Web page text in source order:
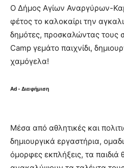
Ο Δήμος Αγίων Αναργύρων-
φέτος το καλοκαίρι την
δημότες, προσκαλώντας τους
Camp γεμάτο παιχνίδι,
χαμόγελα!
Ad - Διαφήμιση
Μέσα από αθλητικές και
δημιουργικά εργαστήρια,
όμορφες εκπλήξεις, τα παιδιά